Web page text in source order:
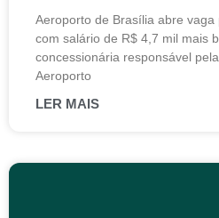
Aeroporto de Brasília abre
com salário de R$ 4,7 mil mais
concessionária responsável
Aeroporto
LER MAIS